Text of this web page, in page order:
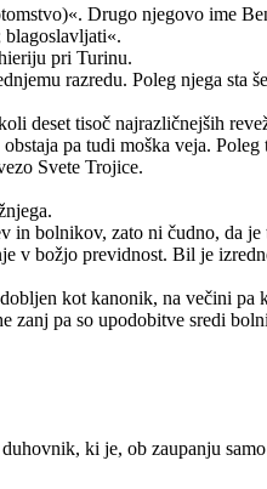
Drugo njegovo ime
blagoslavljati«.
pri Turinu.
razredu. Poleg njega sta
deset tisoč najrazličnejših
pa tudi moška veja.
Svete Trojice.
bolnikov, zato ni čudno, da
v božjo previdnost. Bil je
kot kanonik, na večini pa
zanj pa so upodobitve sredi
ki je, ob zaupanju